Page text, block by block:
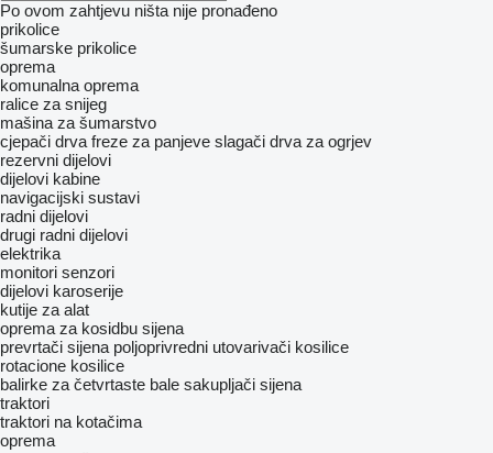
Po ovom zahtjevu ništa nije pronađeno
prikolice
šumarske prikolice
oprema
komunalna oprema
ralice za snijeg
mašina za šumarstvo
cjepači drva freze za panjeve slagači drva za ogrjev
rezervni dijelovi
dijelovi kabine
navigacijski sustavi
radni dijelovi
drugi radni dijelovi
elektrika
monitori senzori
dijelovi karoserije
kutije za alat
oprema za kosidbu sijena
prevrtači sijena poljoprivredni utovarivači kosilice
rotacione kosilice
balirke za četvrtaste bale sakupljači sijena
traktori
traktori na kotačima
oprema